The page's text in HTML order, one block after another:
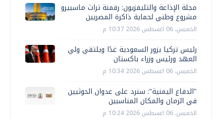
مجلة الإذاعة والتليفزيون: رقمنة تراث ماسبيرو
مشروع وطني لحماية ذاكرة المصريين
الخميس، 06 اغسطس 2026 10:37 م
رئيس تركيا يزور السعودية غدًا ويلتقي ولي
العهد ورئيس وزراء باكستان
الخميس، 06 اغسطس 2026 10:34 م
"الدفاع اليمنية": سنرد على عدوان الحوثيين
في الزمان والمكان المناسبين
الخميس، 06 اغسطس 2026 10:24 م